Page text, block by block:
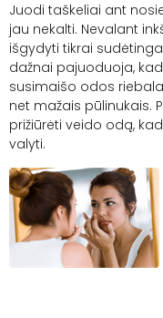
Juodi taškeliai ant
jau nekalti. Nevalant
išgydyti tikrai
dažnai pajuoduoja,
susimaišo odos
net mažais pūlinukais.
prižiūrėti veido odą,
valyti.